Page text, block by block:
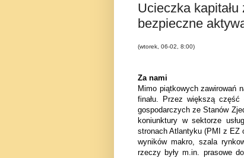
Ucieczka
bezpieczne
(wtorek, 06-02, 8:00)
Za nami
Mimo piątkowych zawirowań
finału. Przez większą
gospodarczych ze Stanów
koniunktury w sektorze
stronach Atlantyku (PMI z EZ
wyników makro, szala
rzeczy były m.in. prasowe